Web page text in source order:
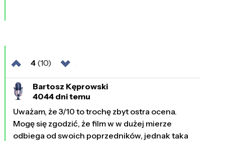
4(10)
Bartosz Kęprowski
4044 dni temu
Uważam, że 3/10 to trochę zbyt ostra ocena.
Mogę się zgodzić, że film w w dużej mierze
odbiega od swoich poprzedników, jednak taka